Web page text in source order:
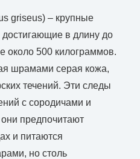
griseus) – крупные
в длину до
около 500 килограммов.
шрамами серая кожа,
течений. Эти следы
с сородичами и
предпочитают
и питаются
но столь